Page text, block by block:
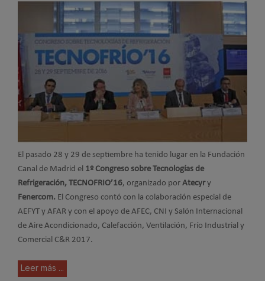
El pasado 28 y 29 de septiembre ha tenido lugar en la Fundación
Canal de Madrid el 1º Congreso sobre Tecnologías de
Refrigeración, TECNOFRIO’16, organizado por Atecyry
Fenercom. El Congreso contó con la colaboración especial de
AEFYT y AFAR y con el apoyo de AFEC, CNI y Salón Internacional
de Aire Acondicionado, Calefacción, Ventilación, Frío Industrial y
Comercial C&R 2017.
Leer más ...